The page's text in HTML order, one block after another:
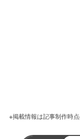
※掲載情報は記事制作時